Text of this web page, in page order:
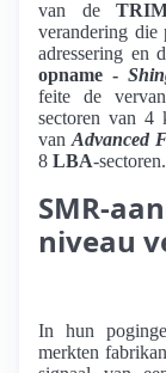
van de
verandering die
adressering en
opname -
feite de
sectoren van 4
van Advanced
8 LBA-sectoren.
SMR-
niveau
In hun
merkten